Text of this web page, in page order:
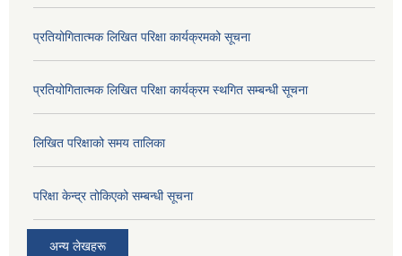
प्रतियोगितात्मक लिखित परिक्षा कार्यक्रमको सूचना
प्रतियोगितात्मक लिखित परिक्षा कार्यक्रम स्थगित सम्बन्धी सूचना
लिखित परिक्षाको समय तालिका
परिक्षा केन्द्र तोकिएको सम्बन्धी सूचना
अन्य लेखहरू